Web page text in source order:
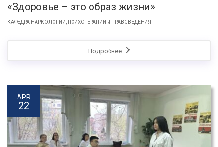
«Здоровье – это образ жизни»
КАФЕДРА НАРКОЛОГИИ, ПСИХОТЕРАПИИ И ПРАВОВЕДЕНИЯ
Подробнее
APR
22